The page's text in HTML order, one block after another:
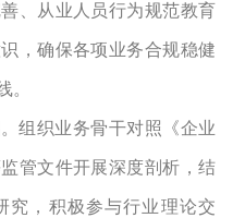
、从业人员行为规范教育
，确保各项业务合规稳健
。
。组织业务骨干对照《企业
管文件开展深度剖析，结
究，积极参与行业理论交